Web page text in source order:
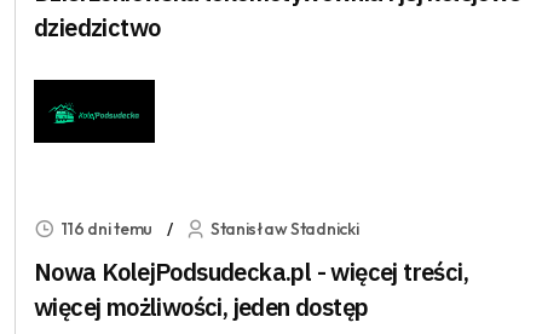
dziedzictwo
116 dni temu Stanisław Stadnicki
Nowa KolejPodsudecka.pl - więcej treści,
więcej możliwości, jeden dostęp